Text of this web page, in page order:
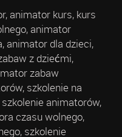
animator kurs, kurs
animator
animator dla dzieci,
z dziećmi,
zabaw
szkolenie na
animatorów,
czasu wolnego,
szkolenie